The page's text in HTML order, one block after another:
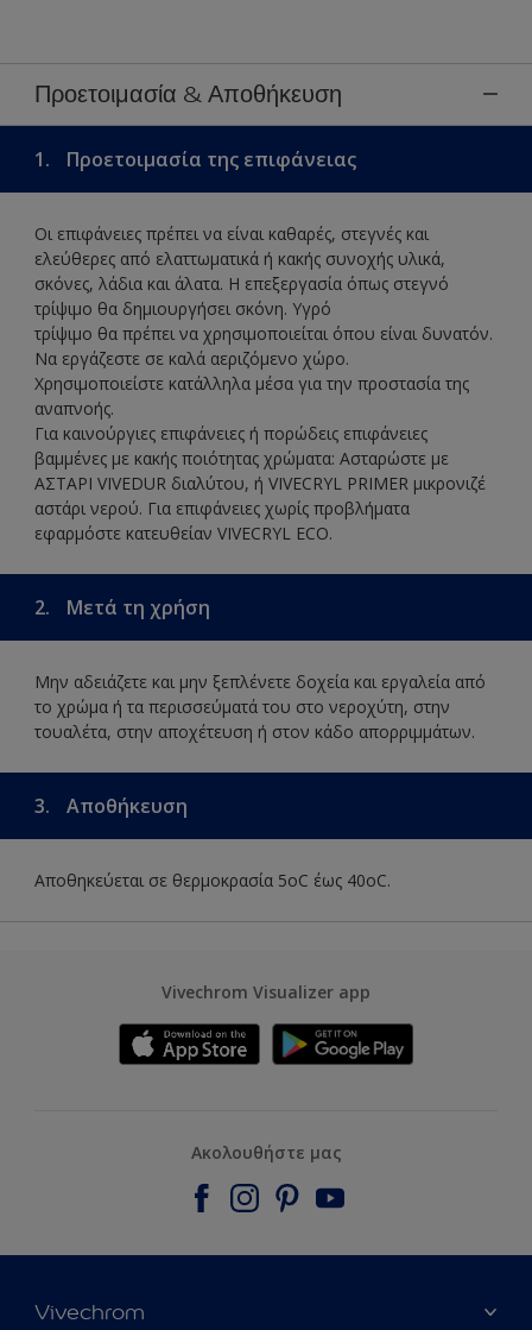
Προετοιμασία & Αποθήκευση
1. Προετοιμασία της επιφάνειας
Οι επιφάνειες πρέπει να είναι καθαρές, στεγνές και
ελεύθερες από ελαττωματικά ή κακής συνοχής υλικά,
σκόνες, λάδια και άλατα. Η επεξεργασία όπως στεγνό
τρίψιμο θα δημιουργήσει σκόνη. Υγρό
τρίψιμο θα πρέπει να χρησιμοποιείται όπου είναι δυνατόν.
Να εργάζεστε σε καλά αεριζόμενο χώρο.
Χρησιμοποιείστε κατάλληλα μέσα για την προστασία της
αναπνοής.
Για καινούργιες επιφάνειες ή πορώδεις επιφάνειες
βαμμένες με κακής ποιότητας χρώματα: Ασταρώστε με
ΑΣΤΑΡΙ VIVEDUR διαλύτου, ή VIVECRYL PRIMER μικρονιζέ
αστάρι νερού. Για επιφάνειες χωρίς προβλήματα
εφαρμόστε κατευθείαν VIVECRYL ECO.
2. Μετά τη χρήση
Μην αδειάζετε και μην ξεπλένετε δοχεία και εργαλεία από
το χρώμα ή τα περισσεύματά του στο νεροχύτη, στην
τουαλέτα, στην αποχέτευση ή στον κάδο απορριμμάτων.
3. Αποθήκευση
Αποθηκεύεται σε θερμοκρασία 5οC έως 40οC.
Vivechrom Visualizer app
Ακολουθήστε μας
Vivechrom